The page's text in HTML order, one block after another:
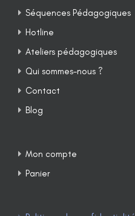
Séquences Pédagogiques
Hotline
Ateliers pédagogiques
Qui sommes-nous ?
Contact
Blog
Mon compte
Panier